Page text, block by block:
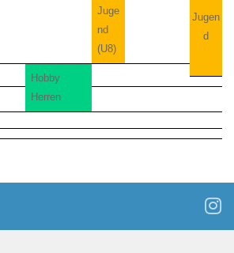
Jugen
d
Juge
nd
(U8)
Hobby
Herren